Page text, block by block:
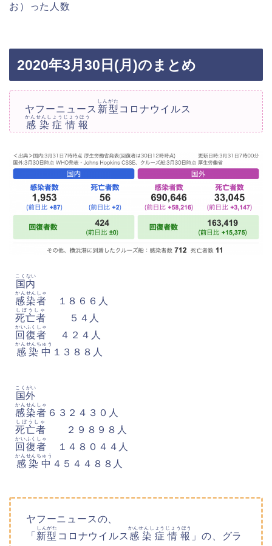
お）った人数
2020年3月30日(月)のまとめ
ヤフーニュース 新型
しんがた
コロナウイルス
感染症情報
かんせんしょうじょうほう
国内
こくない
感染者
かんせんしゃ
１８６６人
死亡者
しぼうしゃ
５４人
回復者
かいふくしゃ
４２４人
感染中
かんせんちゅう
１３８８人
国外
こくがい
感染者
かんせんしゃ
６３２４３０人
死亡者
しぼうしゃ
２９８９８人
回復者
かいふくしゃ
１４８０４４人
感染中
かんせんちゅう
４５４４８８人
ヤフーニュースの、
「 新型
しんがた
コロナウイルス 感染症情報
かんせんしょうじょうほう
」の、グラ